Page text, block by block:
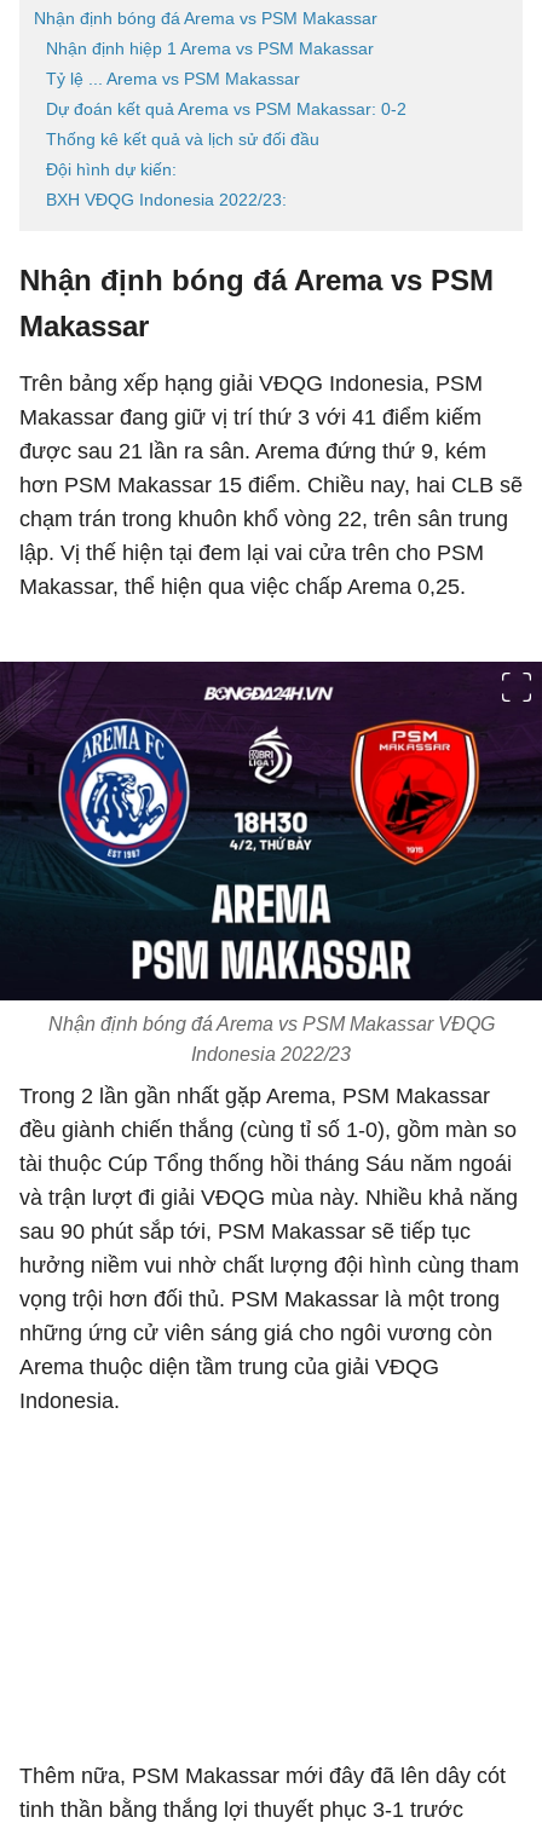
Nhận định bóng đá Arema vs PSM Makassar
Nhận định hiệp 1 Arema vs PSM Makassar
Tỷ lệ ... Arema vs PSM Makassar
Dự đoán kết quả Arema vs PSM Makassar: 0-2
Thống kê kết quả và lịch sử đối đầu
Đội hình dự kiến:
BXH VĐQG Indonesia 2022/23:
Nhận định bóng đá Arema vs PSM
Makassar
Trên bảng xếp hạng giải VĐQG Indonesia, PSM
Makassar đang giữ vị trí thứ 3 với 41 điểm kiếm
được sau 21 lần ra sân. Arema đứng thứ 9, kém
hơn PSM Makassar 15 điểm. Chiều nay, hai CLB sẽ
chạm trán trong khuôn khổ vòng 22, trên sân trung
lập. Vị thế hiện tại đem lại vai cửa trên cho PSM
Makassar, thể hiện qua việc chấp Arema 0,25.
Nhận định bóng đá Arema vs PSM Makassar VĐQG
Indonesia 2022/23
Trong 2 lần gần nhất gặp Arema, PSM Makassar
đều giành chiến thắng (cùng tỉ số 1-0), gồm màn so
tài thuộc Cúp Tổng thống hồi tháng Sáu năm ngoái
và trận lượt đi giải VĐQG mùa này. Nhiều khả năng
sau 90 phút sắp tới, PSM Makassar sẽ tiếp tục
hưởng niềm vui nhờ chất lượng đội hình cùng tham
vọng trội hơn đối thủ. PSM Makassar là một trong
những ứng cử viên sáng giá cho ngôi vương còn
Arema thuộc diện tầm trung của giải VĐQG
Indonesia.
Thêm nữa, PSM Makassar mới đây đã lên dây cót
tinh thần bằng thắng lợi thuyết phục 3-1 trước